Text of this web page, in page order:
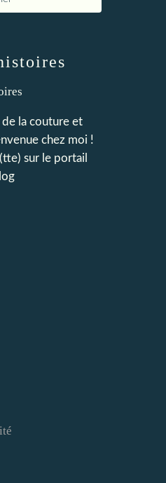
la couture et
chez moi !
sur le portail